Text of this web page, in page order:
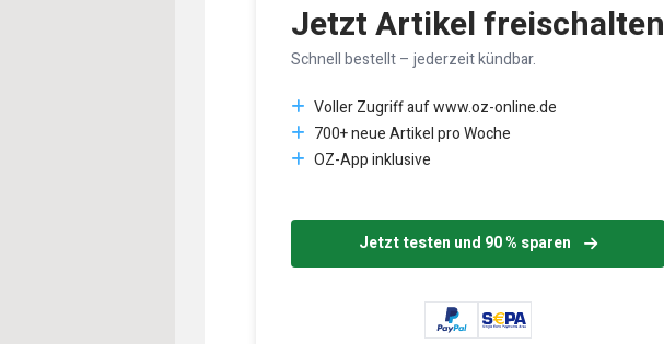
Jetzt Artikel freischalten
Schnell bestellt – jederzeit kündbar.
Voller Zugriff auf www.oz-online.de
700+ neue Artikel pro Woche
OZ-App inklusive
Jetzt testen und 90 % sparen